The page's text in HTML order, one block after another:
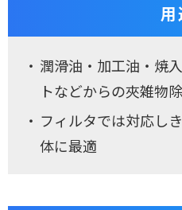
用
潤滑油・加工油・焼
トなどからの夾雑物
フィルタでは対応し
体に最適